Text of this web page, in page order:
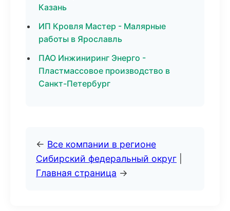
Казань
ИП Кровля Мастер - Малярные
работы в Ярославль
ПАО Инжиниринг Энерго -
Пластмассовое производство в
Санкт-Петербург
← Все компании в регионе
Сибирский федеральный округ
Главная страница →